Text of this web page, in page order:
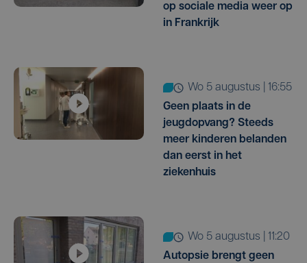
op sociale media weer op
in Frankrijk
wo 5 augustus | 16:55
Geen plaats in de
jeugdopvang? Steeds
meer kinderen belanden
dan eerst in het
ziekenhuis
wo 5 augustus | 11:20
Autopsie brengt geen